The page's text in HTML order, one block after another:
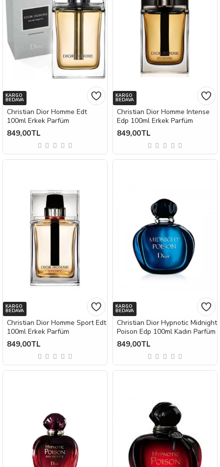
KARGO
BEDAVA
Christian Dior Homme Edt
100ml Erkek Parfüm
849,00TL
KARGO
BEDAVA
Christian Dior Homme Intense
Edp 100ml Erkek Parfüm
849,00TL
KARGO
BEDAVA
Christian Dior Homme Sport Edt
100ml Erkek Parfüm
849,00TL
KARGO
BEDAVA
Christian Dior Hypnotic Midnight
Poison Edp 100ml Kadın Parfüm
849,00TL